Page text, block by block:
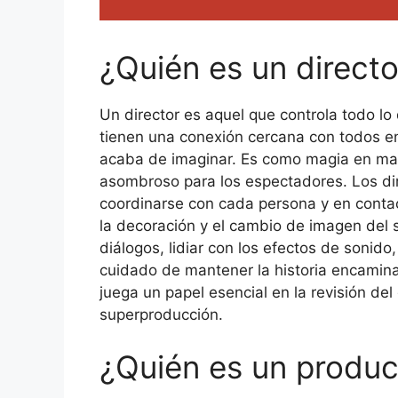
¿Quién es un
Un director es aquel que controla todo
tienen una conexión cercana con todos
acaba de imaginar. Es como magia en
asombroso para los espectadores. Los
coordinarse con cada persona y en
la decoración y el cambio de imagen
diálogos, lidiar con los efectos de
cuidado de mantener la historia
juega un papel esencial en la revisión
superproducción.
¿Quién es un